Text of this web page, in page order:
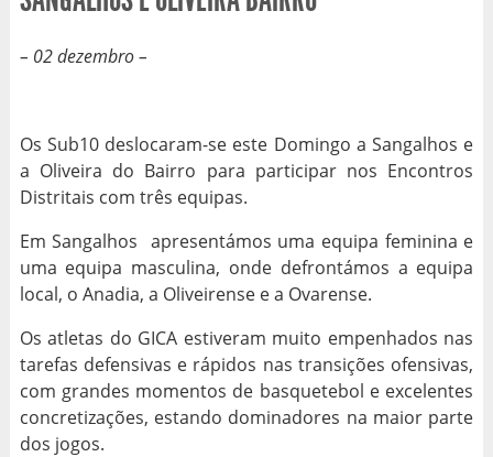
– 02 dezembro –
Os Sub10 deslocaram-se este Domingo a Sangalhos e
a Oliveira do Bairro para participar nos Encontros
Distritais com três equipas.
Em Sangalhos apresentámos uma equipa feminina e
uma equipa masculina, onde defrontámos a equipa
local, o Anadia, a Oliveirense e a Ovarense.
Os atletas do GICA estiveram muito empenhados nas
tarefas defensivas e rápidos nas transições ofensivas,
com grandes momentos de basquetebol e excelentes
concretizações, estando dominadores na maior parte
dos jogos.